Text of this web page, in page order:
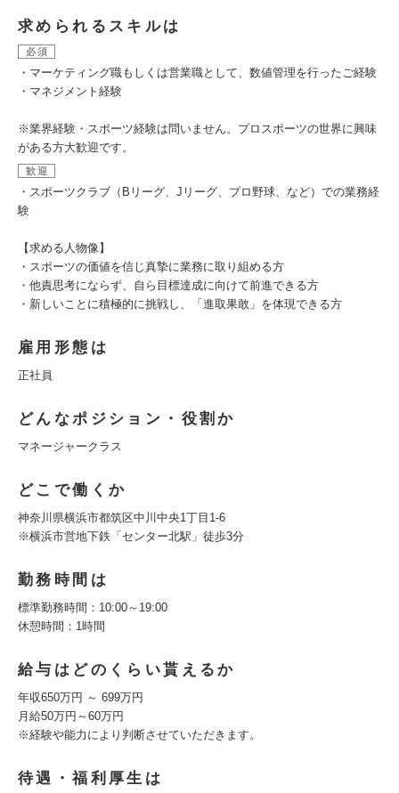
求められるスキルは
必須
・マーケティング職もしくは営業職として、数値管理を行ったご経験
・マネジメント経験
※業界経験・スポーツ経験は問いません。プロスポーツの世界に興味
がある方大歓迎です。
歓迎
・スポーツクラブ（Bリーグ、Jリーグ、プロ野球、など）での業務経
験
【求める人物像】
・スポーツの価値を信じ真摯に業務に取り組める方
・他責思考にならず、自ら目標達成に向けて前進できる方
・新しいことに積極的に挑戦し、「進取果敢」を体現できる方
雇用形態は
正社員
どんなポジション・役割か
マネージャークラス
どこで働くか
神奈川県横浜市都筑区中川中央1丁目1-6
※横浜市営地下鉄「センター北駅」徒歩3分
勤務時間は
標準勤務時間：10:00～19:00
休憩時間：1時間
給与はどのくらい貰えるか
年収650万円 ～ 699万円
月給50万円～60万円
※経験や能力により判断させていただきます。
待遇・福利厚生は